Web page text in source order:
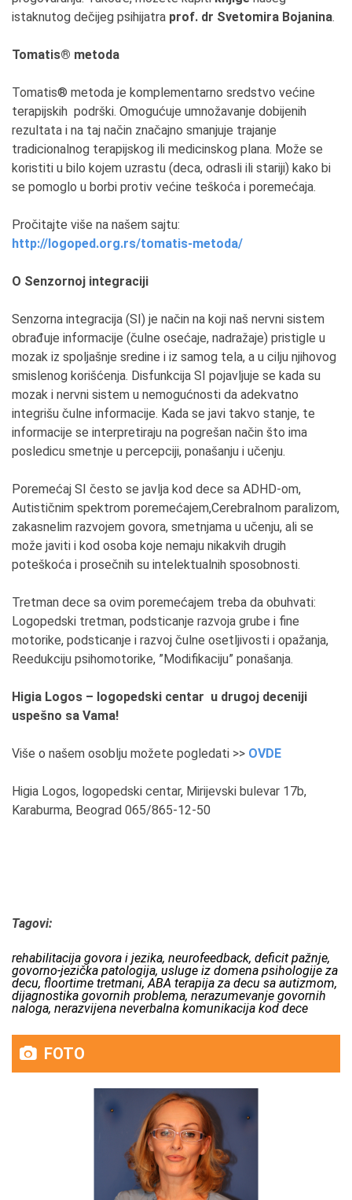
istaknutog dečijeg psihijatra prof. dr Svetomira Bojanina.
Tomatis® metoda
Tomatis® metoda je komplementarno sredstvo većine
terapijskih podrški. Omogućuje umnožavanje dobijenih
rezultata i na taj način značajno smanjuje trajanje
tradicionalnog terapijskog ili medicinskog plana. Može se
koristiti u bilo kojem uzrastu (deca, odrasli ili stariji) kako bi
se pomoglo u borbi protiv većine teškoća i poremećaja.
Pročitajte više na našem sajtu:
http://logoped.org.rs/tomatis-metoda/
O Senzornoj integraciji
Senzorna integracija (SI) je način na koji naš nervni sistem
obrađuje informacije (čulne osećaje, nadražaje) pristigle u
mozak iz spoljašnje sredine i iz samog tela, a u cilju njihovog
smislenog korišćenja. Disfunkcija SI pojavljuje se kada su
mozak i nervni sistem u nemogućnosti da adekvatno
integrišu čulne informacije. Kada se javi takvo stanje, te
informacije se interpretiraju na pogrešan način što ima
posledicu smetnje u percepciji, ponašanju i učenju.
Poremećaj SI često se javlja kod dece sa ADHD-om,
Autističnim spektrom poremećajem,Cerebralnom paralizom,
zakasnelim razvojem govora, smetnjama u učenju, ali se
može javiti i kod osoba koje nemaju nikakvih drugih
poteškoća i prosečnih su intelektualnih sposobnosti.
Tretman dece sa ovim poremećajem treba da obuhvati:
Logopedski tretman, podsticanje razvoja grube i fine
motorike, podsticanje i razvoj čulne osetljivosti i opažanja,
Reedukciju psihomotorike, ”Modifikaciju” ponašanja.
Higia Logos – logopedski centar u drugoj deceniji
uspešno sa Vama!
Više o našem osoblju možete pogledati >> OVDE
Higia Logos, logopedski centar, Mirijevski bulevar 17b,
Karaburma, Beograd 065/865-12-50
Tagovi:
rehabilitacija govora i jezika, neurofeedback, deficit pažnje,
govorno-jezička patologija, usluge iz domena psihologije za
decu, floortime tretmani, ABA terapija za decu sa autizmom,
dijagnostika govornih problema, nerazumevanje govornih
naloga, nerazvijena neverbalna komunikacija kod dece
FOTO